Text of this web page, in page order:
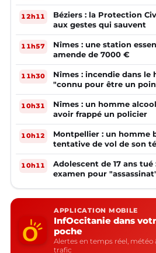
12h11
Béziers : la Protection
aux gestes qui sauvent
11h57
Nîmes : une station
amende de 7000 €
11h30
Nîmes : incendie dans
"connu pour être un
10h31
Nîmes : un homme
avoir frappé un policier
10h12
Montpellier : un homme
tentative de vol de son
10h11
Adolescent de 17 ans tué
examen pour
APPLICATION MOBILE
InfOccitanie dans
poche
Alertes en temps réel, météo
trafic